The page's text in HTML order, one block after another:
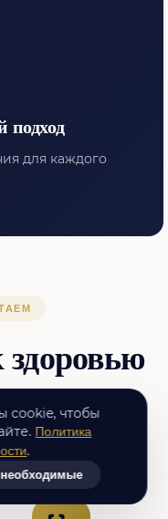
подход
для каждого
здоровью
и доверие
cookie, чтобы
Политика
.